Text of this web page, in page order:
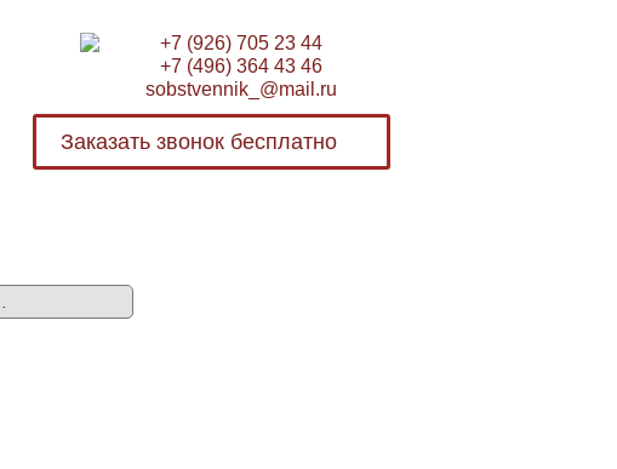
+7 (926) 705 23 44
+7 (496) 364 43 46
sobstvennik_@mail.ru
Заказать звонок бесплатно